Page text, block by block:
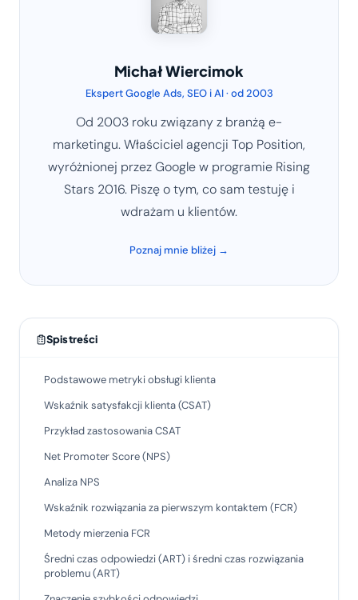
Michał Wiercimok
Ekspert Google Ads, SEO i AI · od 2003
Od 2003 roku związany z branżą e-
marketingu. Właściciel agencji Top Position,
wyróżnionej przez Google w programie Rising
Stars 2016. Piszę o tym, co sam testuję i
wdrażam u klientów.
Poznaj mnie bliżej →
Spis treści
Podstawowe metryki obsługi klienta
Wskaźnik satysfakcji klienta (CSAT)
Przykład zastosowania CSAT
Net Promoter Score (NPS)
Analiza NPS
Wskaźnik rozwiązania za pierwszym kontaktem (FCR)
Metody mierzenia FCR
Średni czas odpowiedzi (ART) i średni czas rozwiązania
problemu (ART)